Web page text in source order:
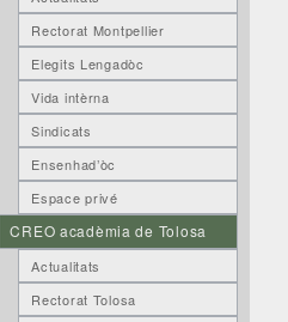
Rectorat Montpellier
Elegits Lengadòc
Vida intèrna
Sindicats
Ensenhad’òc
Espace privé
CREO acadèmia de Tolosa
Actualitats
Rectorat Tolosa